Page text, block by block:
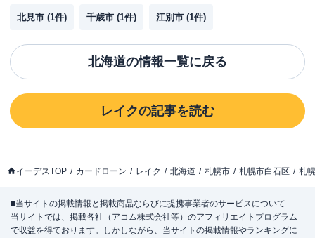
北見市 (1件) 千歳市 (1件) 江別市 (1件)
北海道の情報一覧に戻る
レイクの記事を読む
イーデスTOP カードローン レイク 北海道 札幌市 札幌市白石区 札
■当サイトの掲載情報と掲載商品ならびに提携事業者のサービスについて
当サイトでは、掲載各社（アコム株式会社等）のアフィリエイトプログラム
で収益を得ております。しかしながら、当サイトの掲載情報やランキングに